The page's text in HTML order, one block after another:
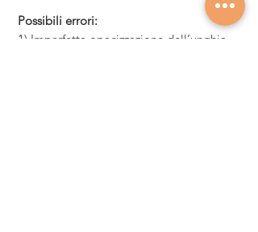
Possibili errori:
1) Imperfetta opacizzazione dell’unghia